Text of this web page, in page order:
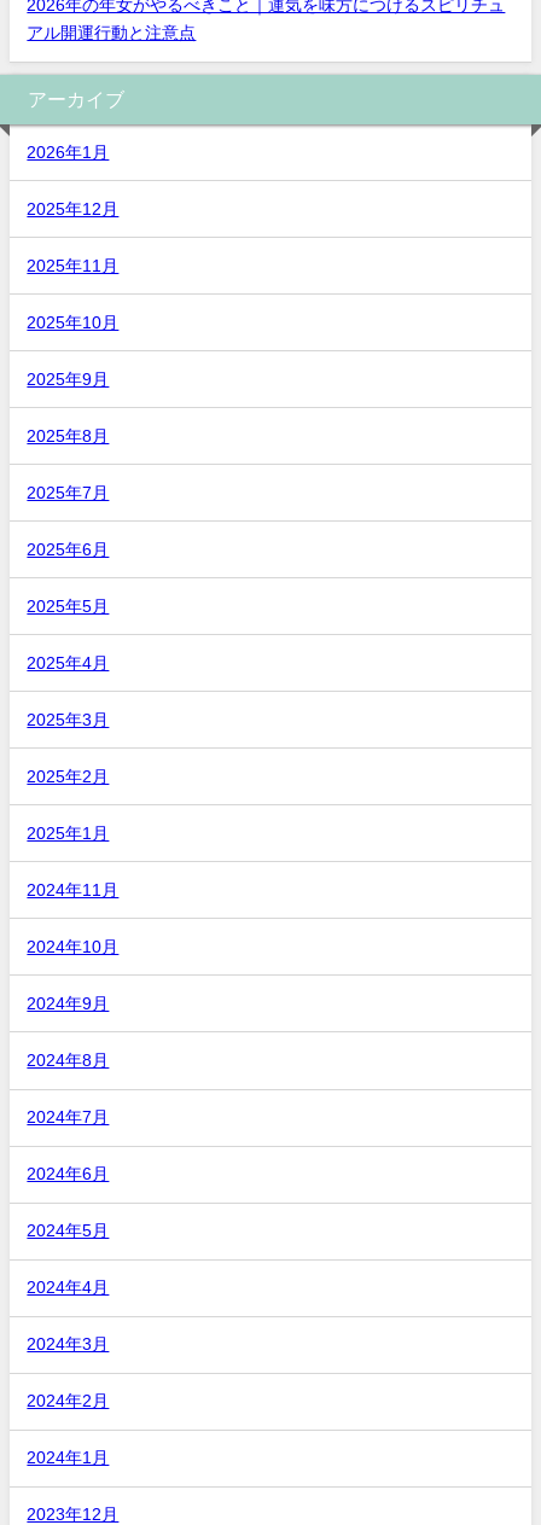
2026年の年女がやるべきこと｜運気を味方につけるスピリチュ
アル開運行動と注意点
アーカイブ
2026年1月
2025年12月
2025年11月
2025年10月
2025年9月
2025年8月
2025年7月
2025年6月
2025年5月
2025年4月
2025年3月
2025年2月
2025年1月
2024年11月
2024年10月
2024年9月
2024年8月
2024年7月
2024年6月
2024年5月
2024年4月
2024年3月
2024年2月
2024年1月
2023年12月